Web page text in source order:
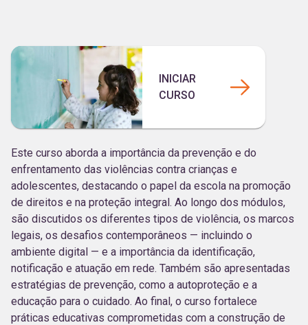
INICIAR
CURSO
Este curso aborda a importância da prevenção e do
enfrentamento das violências contra crianças e
adolescentes, destacando o papel da escola na promoção
de direitos e na proteção integral. Ao longo dos módulos,
são discutidos os diferentes tipos de violência, os marcos
legais, os desafios contemporâneos — incluindo o
ambiente digital — e a importância da identificação,
notificação e atuação em rede. Também são apresentadas
estratégias de prevenção, como a autoproteção e a
educação para o cuidado. Ao final, o curso fortalece
práticas educativas comprometidas com a construção de